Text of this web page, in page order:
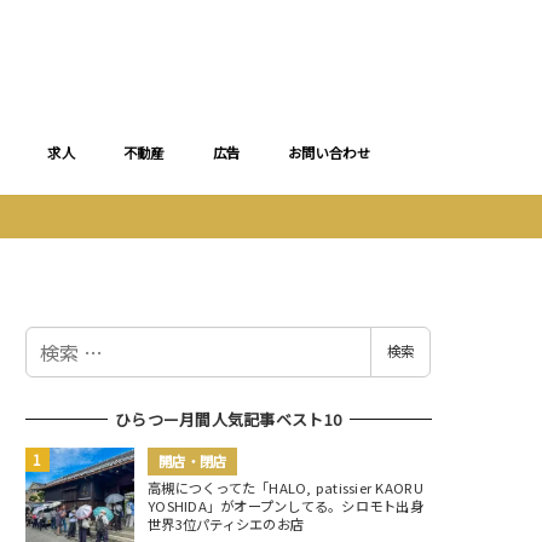
求人 不動産 広告 お問い合わせ
検
検索
ひらつー月間人気記事ベスト10
開店・閉店
高槻につくってた「HALO, patissier KAORU
YOSHIDA」がオープンしてる。シロモト出身
世界3位パティシエのお店